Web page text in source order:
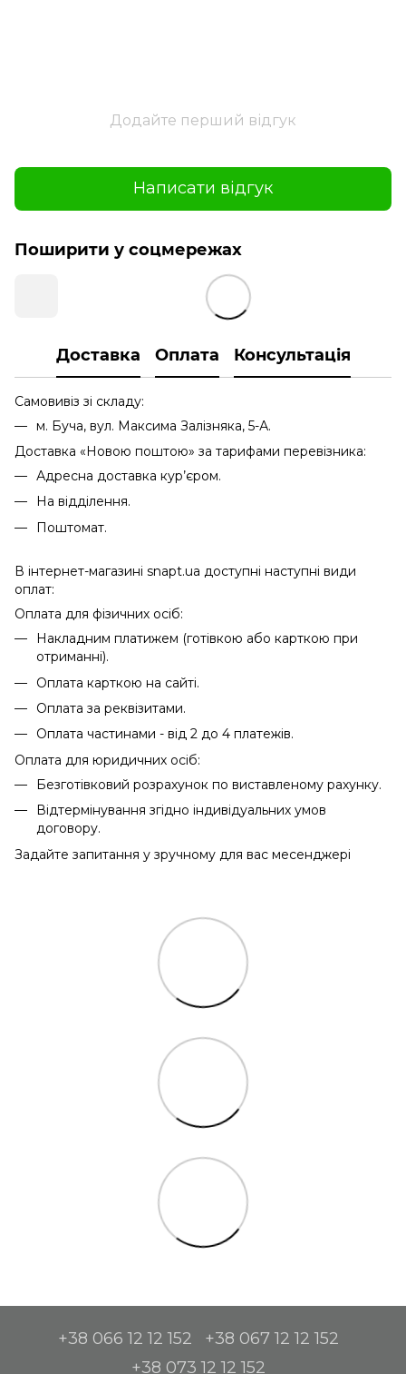
Додайте перший відгук
Написати відгук
Поширити у соцмережах
Доставка Оплата Консультація
Самовивіз зі складу:
м. Буча, вул. Максима Залізняка, 5-А.
Доставка «Новою поштою» за тарифами перевізника:
Адресна доставка кур’єром.
На відділення.
Поштомат.
В інтернет-магазині snapt.ua доступні наступні види
оплат:
Оплата для фізичних осіб:
Накладним платижем (готівкою або карткою при
отриманні).
Оплата карткою на сайті.
Оплата за реквізитами.
Оплата частинами - від 2 до 4 платежів.
Оплата для юридичних осіб:
Безготівковий розрахунок по виставленому рахунку.
Відтермінування згідно індивідуальних умов
договору.
Задайте запитання у зручному для вас месенджері
+38 066 12 12 152
+38 067 12 12 152
+38 073 12 12 152